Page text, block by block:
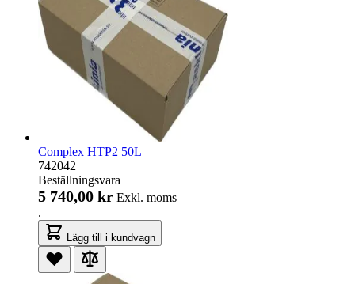
Complex HTP2 50L
742042
Beställningsvara
5 740,00 kr Exkl. moms
.
Lägg till i kundvagn